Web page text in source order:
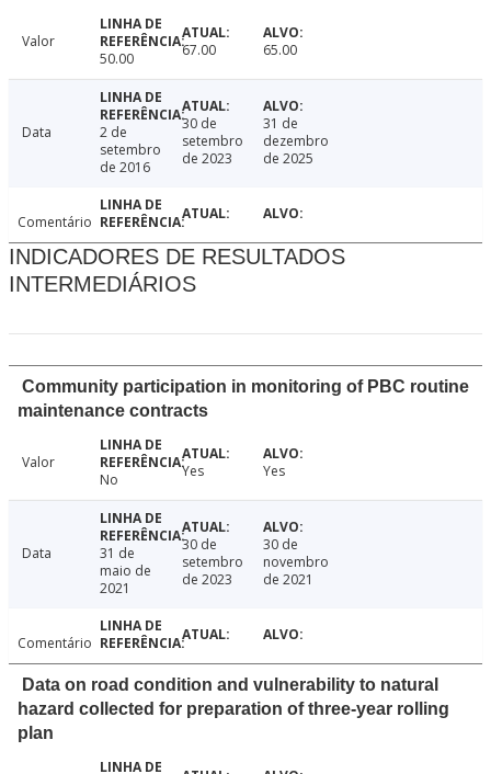
Valor
50.00
67.00 65.00
Data
2 de
setembro
de 2016
30 de
setembro
de 2023
31 de
dezembro
de 2025
Comentário
INDICADORES DE RESULTADOS
INTERMEDIÁRIOS
Community participation in monitoring of PBC routine
maintenance contracts
Valor
No
Yes Yes
Data
31 de
maio de
2021
30 de
setembro
de 2023
30 de
novembro
de 2021
Comentário
Data on road condition and vulnerability to natural
hazard collected for preparation of three-year rolling
plan